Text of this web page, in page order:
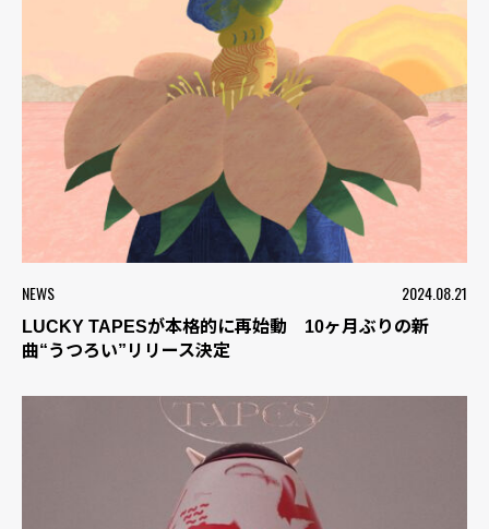
NEWS 2024.08.21
LUCKY TAPESが本格的に再始動 10ヶ月ぶりの新
曲“うつろい”リリース決定